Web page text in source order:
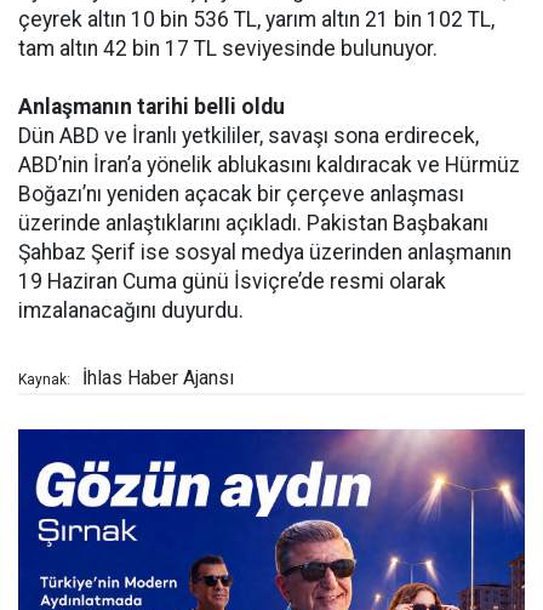
çeyrek altın 10 bin 536 TL, yarım altın 21 bin 102 TL,
tam altın 42 bin 17 TL seviyesinde bulunuyor.
Anlaşmanın tarihi belli oldu
Dün ABD ve İranlı yetkililer, savaşı sona erdirecek,
ABD’nin İran’a yönelik ablukasını kaldıracak ve Hürmüz
Boğazı’nı yeniden açacak bir çerçeve anlaşması
üzerinde anlaştıklarını açıkladı. Pakistan Başbakanı
Şahbaz Şerif ise sosyal medya üzerinden anlaşmanın
19 Haziran Cuma günü İsviçre’de resmi olarak
imzalanacağını duyurdu.
Kaynak: İhlas Haber Ajansı